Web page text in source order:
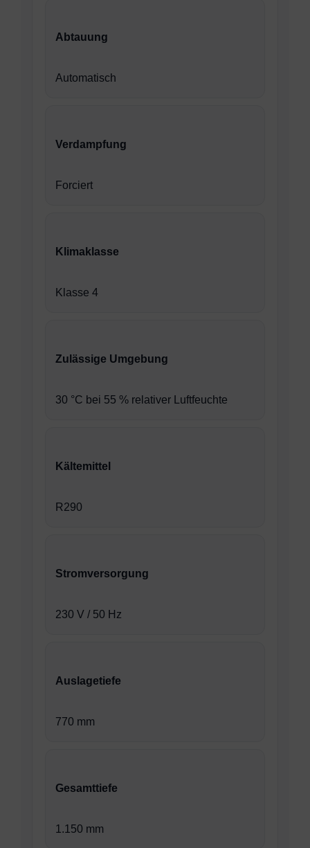
Abtauung
Automatisch
Verdampfung
Forciert
Klimaklasse
Klasse 4
Zulässige Umgebung
30 °C bei 55 % relativer Luftfeuchte
Kältemittel
R290
Stromversorgung
230 V / 50 Hz
Auslagetiefe
770 mm
Gesamttiefe
1.150 mm